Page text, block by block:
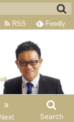
»
Next Search
RSS Feedly